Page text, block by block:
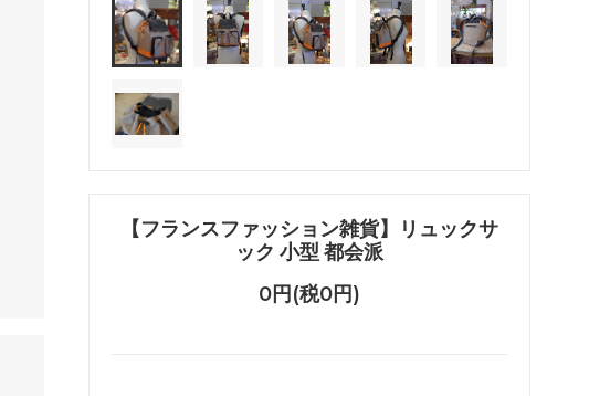
【フランスファッション雑貨】リュックサ
ック 小型 都会派
0円(税0円)